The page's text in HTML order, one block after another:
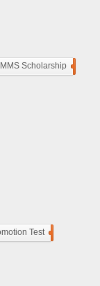
Scholarship
Test